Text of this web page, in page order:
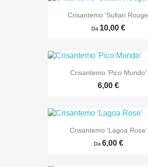
Crisantemo 'Sultan Rouge'
Da 10,00 €
Crisantemo 'Pico Mundo'
6,00 €
Crisantemo 'Lagoa Rose'
Da 6,00 €